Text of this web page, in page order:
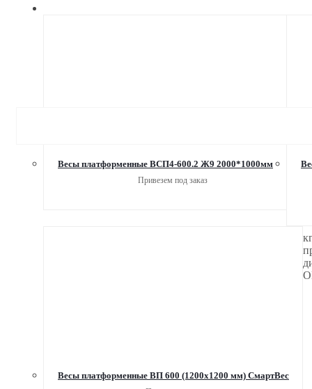
Весы платформенные ВСП4-600.2 Ж9 2000*1000мм
Привезем под заказ
Весы платформенные ВП 600 (1200х1200 мм) СмартВес